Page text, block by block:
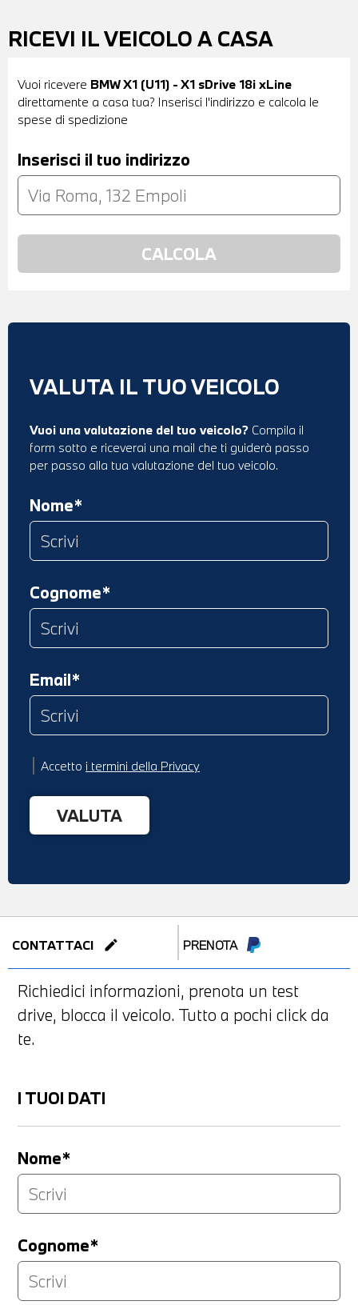
RICEVI IL VEICOLO A CASA
Vuoi ricevere BMW X1 (U11) - X1 sDrive 18i xLine
direttamente a casa tua? Inserisci l'indirizzo e calcola le
spese di spedizione
Inserisci il tuo indirizzo
VALUTA IL TUO VEICOLO
Vuoi una valutazione del tuo veicolo? Compila il
form sotto e riceverai una mail che ti guiderà passo
per passo alla tua valutazione del tuo veicolo.
Nome*
Cognome*
Email*
Accetto i termini della Privacy
CONTATTACI edit PRENOTA
Richiedici informazioni, prenota un test
drive, blocca il veicolo. Tutto a pochi click da
te.
I TUOI DATI
Nome*
Cognome*